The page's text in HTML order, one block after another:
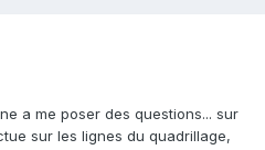
a me poser des questions... sur
sur les lignes du quadrillage,